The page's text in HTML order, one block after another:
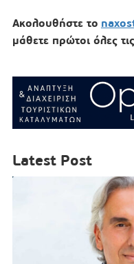
Ακολουθήστε το
μάθετε πρώτοι όλες
Latest Post